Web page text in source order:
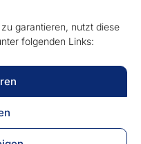
garantieren, nutzt diese
folgenden Links:
UNS